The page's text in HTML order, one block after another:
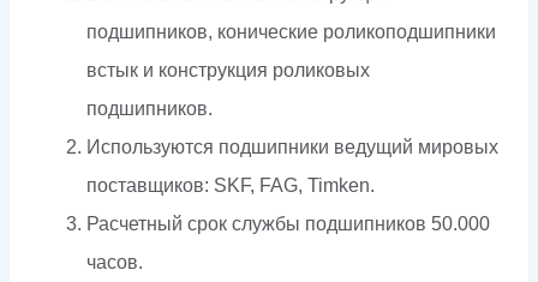
подшипников, конические роликоподшипники
встык и конструкция роликовых
подшипников.
Используются подшипники ведущий мировых
поставщиков: SKF, FAG, Timken.
Расчетный срок службы подшипников 50.000
часов.